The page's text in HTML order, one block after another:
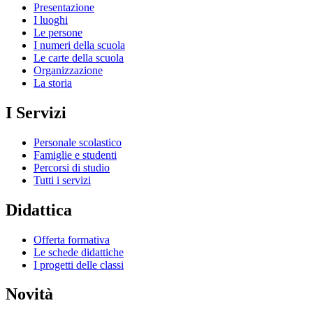
Presentazione
I luoghi
Le persone
I numeri della scuola
Le carte della scuola
Organizzazione
La storia
I Servizi
Personale scolastico
Famiglie e studenti
Percorsi di studio
Tutti i servizi
Didattica
Offerta formativa
Le schede didattiche
I progetti delle classi
Novità